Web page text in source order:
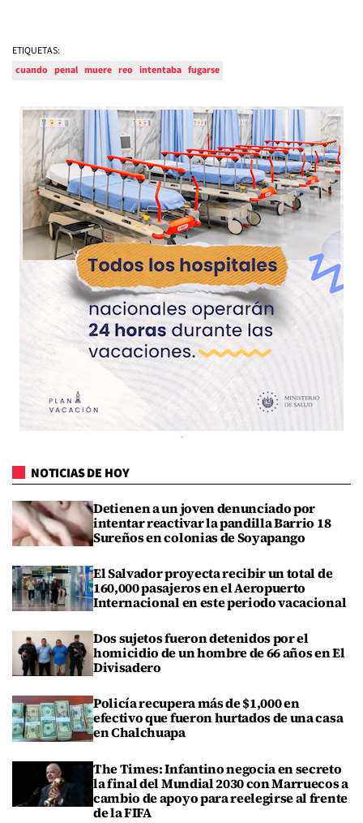
ETIQUETAS:
cuando penal muere reo intentaba fugarse
NOTICIAS DE HOY
Detienen a un joven denunciado por
intentar reactivar la pandilla Barrio 18
Sureños en colonias de Soyapango
El Salvador proyecta recibir un total de
160,000 pasajeros en el Aeropuerto
Internacional en este periodo vacacional
Dos sujetos fueron detenidos por el
homicidio de un hombre de 66 años en El
Divisadero
Policía recupera más de $1,000 en
efectivo que fueron hurtados de una casa
en Chalchuapa
The Times: Infantino negocia en secreto
la final del Mundial 2030 con Marruecos a
cambio de apoyo para reelegirse al frente
de la FIFA